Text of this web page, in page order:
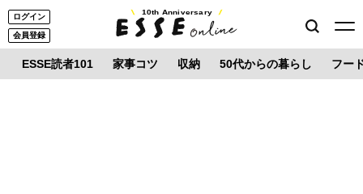
ログイン
会員登録
10th Anniversary
ESSE読者101 家事コツ 収納 50代からの暮らし フー